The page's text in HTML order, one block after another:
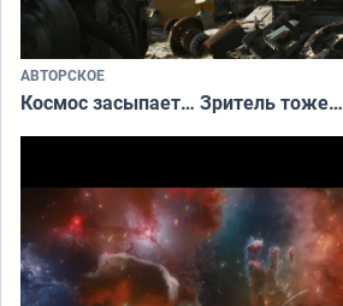
АВТОРСКОЕ
Космос засыпает… Зритель тоже…